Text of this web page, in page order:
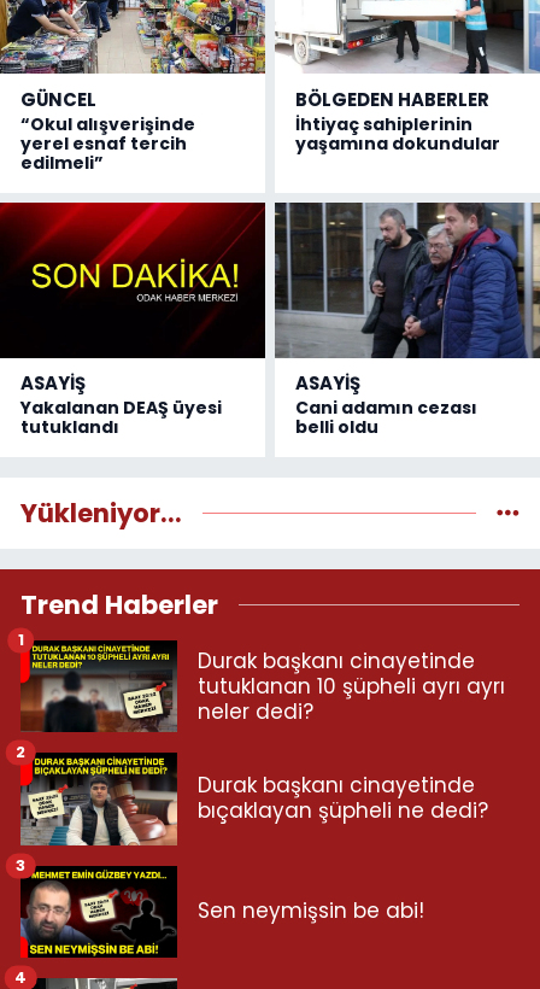
GÜNCEL
“Okul alışverişinde
yerel esnaf tercih
edilmeli”
BÖLGEDEN HABERLER
İhtiyaç sahiplerinin
yaşamına dokundular
ASAYİŞ
Yakalanan DEAŞ üyesi
tutuklandı
ASAYİŞ
Cani adamın cezası
belli oldu
Yükleniyor...
Trend Haberler
Durak başkanı cinayetinde
tutuklanan 10 şüpheli ayrı ayrı
neler dedi?
1
Durak başkanı cinayetinde
bıçaklayan şüpheli ne dedi?
2
Sen neymişsin be abi!
3
4